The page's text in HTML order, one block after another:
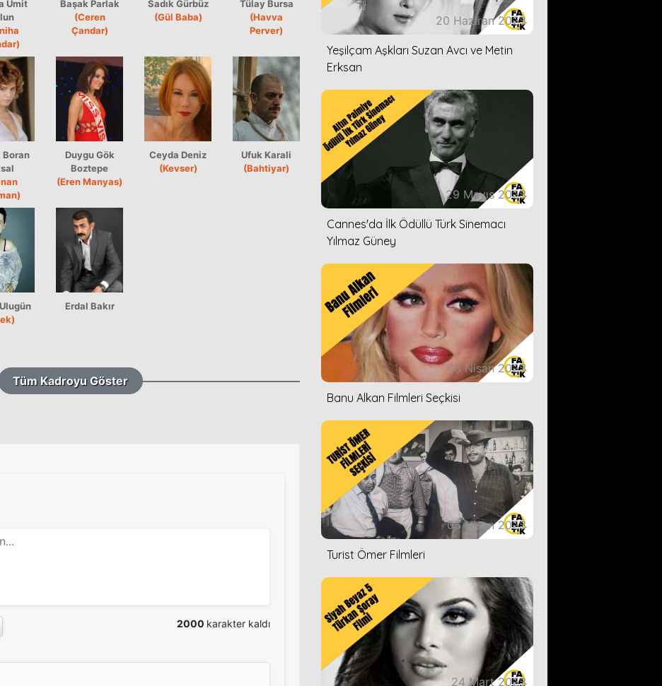
Ümit
Başak Parlak
(Ceren
Çandar)
Sadık Gürbüz
(Gül Baba)
Tülay Bursa
(Havva
Perver)
Boran
Duygu Gök
Boztepe
(Eren Manyas)
Ceyda Deniz
(Kevser)
Ufuk Karali
(Bahtiyar)
Erdal Bakır
Tüm Kadroyu Göster
2000 karakter kaldı
20 Haziran 2023
Yeşilçam Aşkları Suzan Avcı ve Metin
Erksan
29 Mayıs 2023
Cannes'da İlk Ödüllü Türk Sinemacı
Yılmaz Güney
18 Nisan 2023
Banu Alkan Filmleri Seçkisi
05 Nisan 2023
Turist Ömer Filmleri
24 Mart 2023